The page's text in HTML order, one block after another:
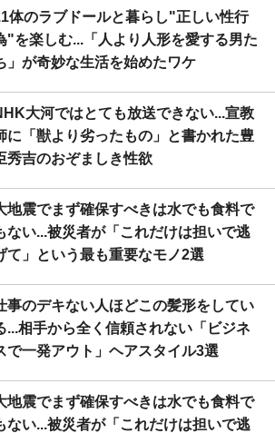
体のラブドールと暮らし"正しい性行
"を楽しむ...「人より人形を愛する男た
」が奇妙な生活を始めたワケ
大河ではとても放送できない...宣教
に「獣より劣ったもの」と書かれた豊
秀吉のおぞましき性欲
地震でまず確保すべきは水でも食料で
ない...被災者が「これだけは担いで逃
て」という最も重要なモノ2選
事のデキない人ほどこの髪形をしてい
...相手から全く信頼されない「ビジネ
で一発アウト」ヘアスタイル3選
地震でまず確保すべきは水でも食料で
ない...被災者が「これだけは担いで逃